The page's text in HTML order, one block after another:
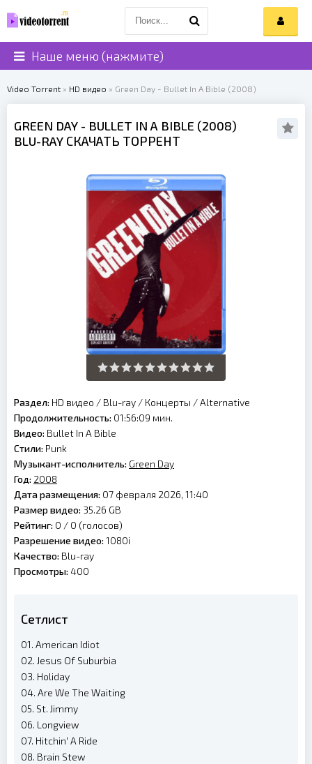
Наше меню (нажмите)
Video Torrent » HD видео » Green Day - Bullet In A Bible (2008)
GREEN DAY - BULLET IN A BIBLE (2008)
BLU-RAY СКАЧАТЬ ТОРРЕНТ
Раздел: HD видео / Blu-ray / Концерты /Alternative
Продолжительность: 01:56:09 мин.
Видео: Bullet In A Bible
Стили: Punk
Музыкант-исполнитель: Green Day
Год: 2008
Дата размещения: 07 февраля 2026, 11:40
Размер видео: 35.26 GB
Рейтинг: 0 / 0 (голосов)
Разрешение видео: 1080i
Качество: Blu-ray
Просмотры: 400
Сетлист
01. American Idiot
02. Jesus Of Suburbia
03. Holiday
04. Are We The Waiting
05. St. Jimmy
06. Longview
07. Hitchin' A Ride
08. Brain Stew